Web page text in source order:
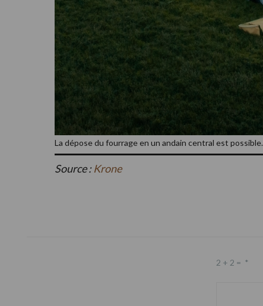
La dépose du fourrage en un andain central est possible.
Source :Krone
2 + 2 = *